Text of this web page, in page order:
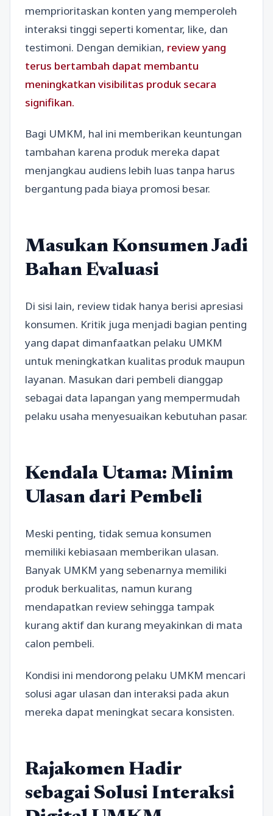
memprioritaskan konten yang memperoleh
interaksi tinggi seperti komentar, like, dan
testimoni. Dengan demikian, review yang
terus bertambah dapat membantu
meningkatkan visibilitas produk secara
signifikan.
Bagi UMKM, hal ini memberikan keuntungan
tambahan karena produk mereka dapat
menjangkau audiens lebih luas tanpa harus
bergantung pada biaya promosi besar.
Masukan Konsumen Jadi
Bahan Evaluasi
Di sisi lain, review tidak hanya berisi apresiasi
konsumen. Kritik juga menjadi bagian penting
yang dapat dimanfaatkan pelaku UMKM
untuk meningkatkan kualitas produk maupun
layanan. Masukan dari pembeli dianggap
sebagai data lapangan yang mempermudah
pelaku usaha menyesuaikan kebutuhan pasar.
Kendala Utama: Minim
Ulasan dari Pembeli
Meski penting, tidak semua konsumen
memiliki kebiasaan memberikan ulasan.
Banyak UMKM yang sebenarnya memiliki
produk berkualitas, namun kurang
mendapatkan review sehingga tampak
kurang aktif dan kurang meyakinkan di mata
calon pembeli.
Kondisi ini mendorong pelaku UMKM mencari
solusi agar ulasan dan interaksi pada akun
mereka dapat meningkat secara konsisten.
Rajakomen Hadir
sebagai Solusi Interaksi